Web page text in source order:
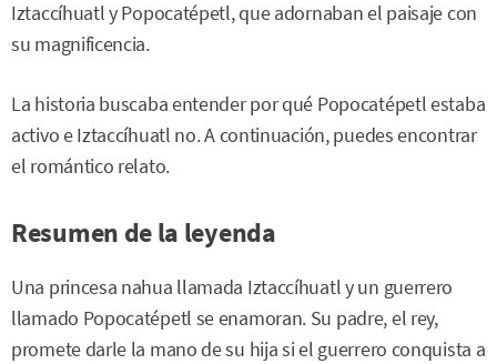
Iztaccíhuatl y Popocatépetl, que adornaban el paisaje con
su magnificencia.
La historia buscaba entender por qué Popocatépetl estaba
activo e Iztaccíhuatl no. A continuación, puedes encontrar
el romántico relato.
Resumen de la leyenda
Una princesa nahua llamada Iztaccíhuatl y un guerrero
llamado Popocatépetl se enamoran. Su padre, el rey,
promete darle la mano de su hija si el guerrero conquista a